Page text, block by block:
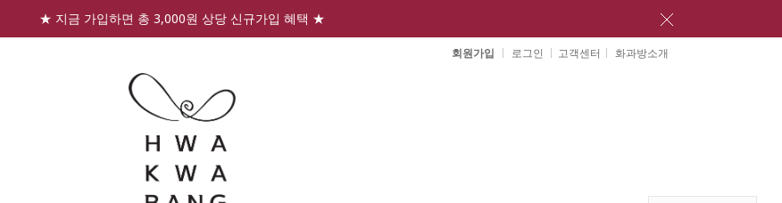
★ 지금 가입하면 총 3,000원 상당 신규가입 혜택 ★
회원가입 로그인 고객센터 화과방소개